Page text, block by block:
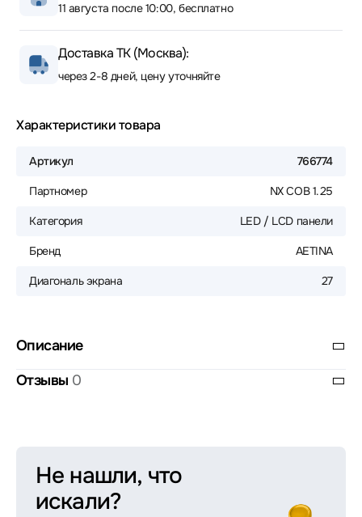
11 августа после 10:00, бесплатно
Доставка ТК (Москва):
через 2-8 дней, цену уточняйте
Характеристики товара
Артикул 766774
Партномер NX COB 1.25
Категория LED / LCD панели
Бренд AETINA
Диагональ экрана 27
Описание
Отзывы 0
Не нашли, что
искали?